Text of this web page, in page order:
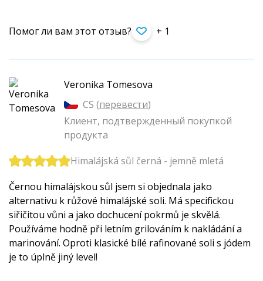
Помог ли вам этот отзыв? + 1
Veronika Tomesova
CS (перевести)
Клиент, подтвержденный покупкой
продукта
Himalájská sůl černá - jemně mletá
Černou himalájskou sůl jsem si objednala jako
alternativu k růžové himalájské soli. Má specifickou
siřičitou vůni a jako dochucení pokrmů je skvělá.
Používáme hodně při letním grilováním k nakládání a
marinování. Oproti klasické bílé rafinované soli s jódem
je to úplně jiný level!